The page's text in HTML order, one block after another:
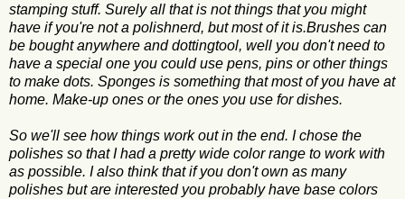
stamping stuff. Surely all that is not things that you might
have if you're not a polishnerd, but most of it is.Brushes can
be bought anywhere and dottingtool, well you don't need to
have a special one you could use pens, pins or other things
to make dots. Sponges is something that most of you have at
home. Make-up ones or the ones you use for dishes.
So we'll see how things work out in the end. I chose the
polishes so that I had a pretty wide color range to work with
as possible. I also think that if you don't own as many
polishes but are interested you probably have base colors